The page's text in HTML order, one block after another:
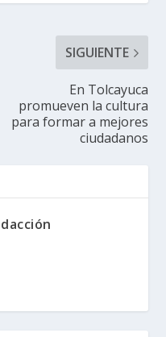
SIGUIENTE
En Tolcayuca
promueven la cultura
para formar a mejores
ciudadanos